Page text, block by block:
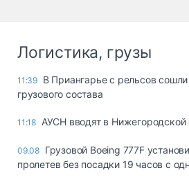
Логистика, грузы
11:39 В Приангарье с рельсов сошли
грузового состава
11:18 АУСН вводят в Нижегородской
09.08 Грузовой Boeing 777F
пролетев без посадки 19 часов с